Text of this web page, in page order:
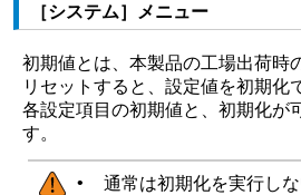
［システム］ メニュー
初期値とは、本製品の工場出荷時
リセットすると、設定値を初期化
各設定項目の初期値と、初期化が
す。
•
通常は初期化を実行し